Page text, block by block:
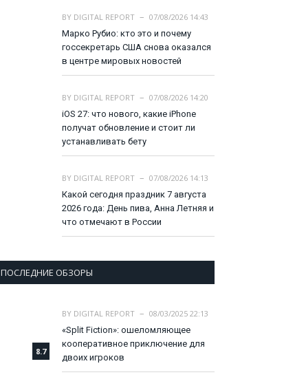
BY DIGITAL REPORT
07/08/2026 14:43
Марко Рубио: кто это и почему
госсекретарь США снова оказался
в центре мировых новостей
BY DIGITAL REPORT
07/08/2026 14:20
iOS 27: что нового, какие iPhone
получат обновление и стоит ли
устанавливать бету
BY DIGITAL REPORT
07/08/2026 14:13
Какой сегодня праздник 7 августа
2026 года: День пива, Анна Летняя и
что отмечают в России
ПОСЛЕДНИЕ ОБЗОРЫ
8.7
BY DIGITAL REPORT
08/03/2025 22:13
«Split Fiction»: ошеломляющее
кооперативное приключение для
двоих игроков